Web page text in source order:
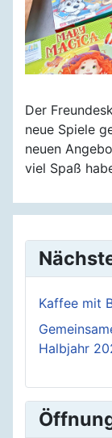
Der
neue Spiele
neuen
viel Spaß
Kaffee mit
Halbjahr